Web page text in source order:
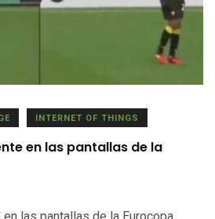
INTERNET OF THINGS
en las pantallas de la